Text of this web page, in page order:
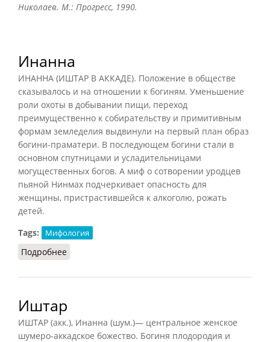
Николаев. М.: Прогресс, 1990.
Инанна
ИНАННА (ИШТАР В АККАДЕ). Положение в обществе
сказывалось и на отношении к богиням. Уменьшение
роли охоты в добывании пищи, переход
преимущественно к собирательству и примитивным
формам земледелия выдвинули на первый план образ
богини-праматери. В последующем богини стали в
основном спутницами и усладительницами
могущественных богов. А миф о сотворении уродцев
пьяной Нинмах подчеркивает опасность для
женщины, пристрастившейся к алкоголю, рожать
детей.
Tags:
Мифология
Подробнее
Иштар
ИШТАР (акк.), Инанна (шум.)— центральное женское
шумеро-аккадское божество. Богиня плодородия и